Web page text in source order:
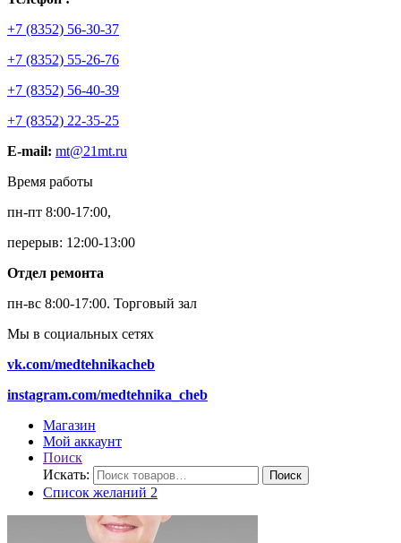
+7 (8352) 56-30-37
+7 (8352) 55-26-76
+7 (8352) 56-40-39
+7 (8352) 22-35-25
E-mail: mt@21mt.ru
Время работы
пн-пт 8:00-17:00,
перерыв: 12:00-13:00
Отдел ремонта
пн-вс 8:00-17:00. Торговый зал
Мы в социальных сетях
vk.com/medtehnikacheb
instagram.com/medtehnika_cheb
Магазин
Мой аккаунт
Поиск
Искать:
Поиск
Список желаний 2